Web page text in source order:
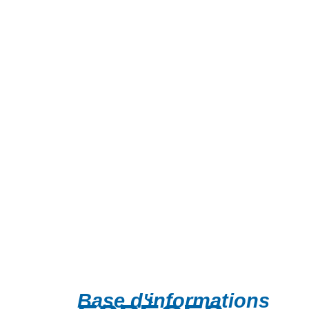
Base d'informations